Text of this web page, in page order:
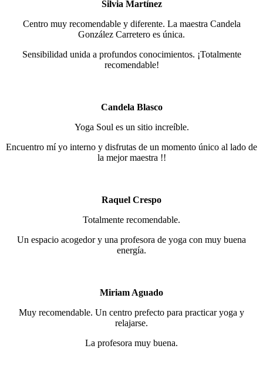
Silvia Martínez
Centro muy recomendable y diferente. La maestra Candela
González Carretero es única.
Sensibilidad unida a profundos conocimientos. ¡Totalmente
recomendable!
Candela Blasco
Yoga Soul es un sitio increíble.
Encuentro mí yo interno y disfrutas de un momento único al lado de
la mejor maestra !!
Raquel Crespo
Totalmente recomendable.
Un espacio acogedor y una profesora de yoga con muy buena
energía.
Miriam Aguado
Muy recomendable. Un centro prefecto para practicar yoga y
relajarse.
La profesora muy buena.